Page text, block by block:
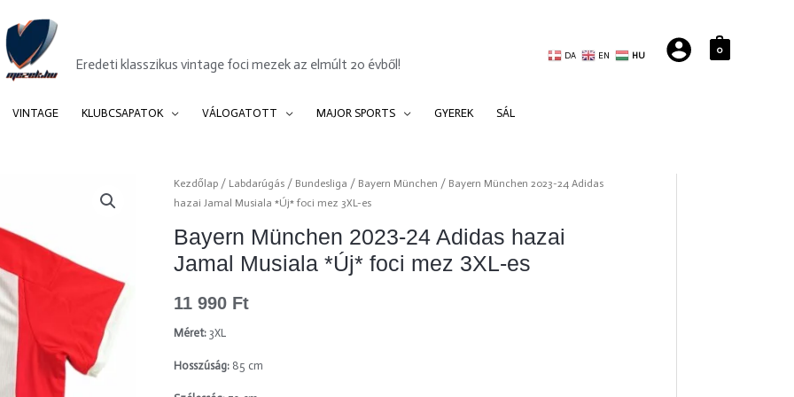
Eredeti klasszikus vintage foci mezek az elmúlt 20 évből!
DA EN HU 0
VINTAGE KLUBCSAPATOK VÁLOGATOTT MAJOR SPORTS GYEREK SÁL
Kezdőlap/ Labdarúgás/ Bundesliga / Bayern München / Bayern München 2023-24 Adidas
hazai Jamal Musiala *Új* foci mez 3XL-es
Bayern München 2023-24 Adidas hazai
Jamal Musiala *Új* foci mez 3XL-es
11 990 Ft
Méret:3XL
Hosszúság: 85 cm
Bayern
München
24
Adidas
Jamal
Musiala